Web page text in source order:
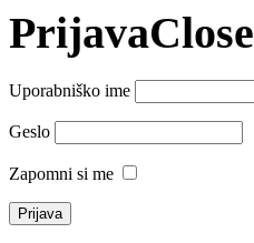
PrijavaClose
Uporabniško ime
Geslo
Zapomni si me